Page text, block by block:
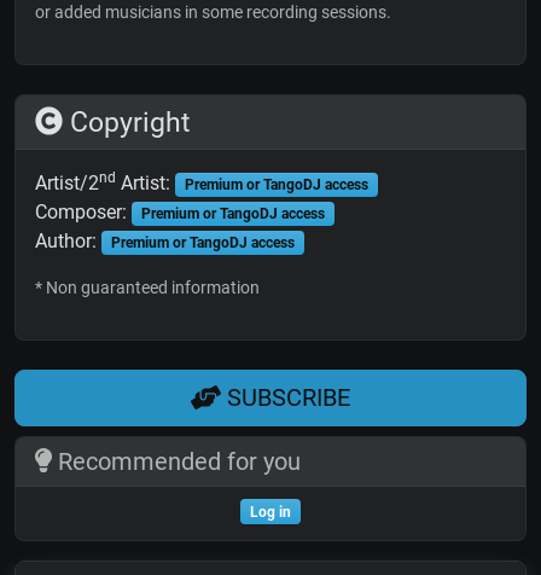
or added musicians in some recording sessions.
Copyright
Artist/2nd Artist: Premium or TangoDJ access
Composer: Premium or TangoDJ access
Author: Premium or TangoDJ access
* Non guaranteed information
SUBSCRIBE
Recommended for you
Log in